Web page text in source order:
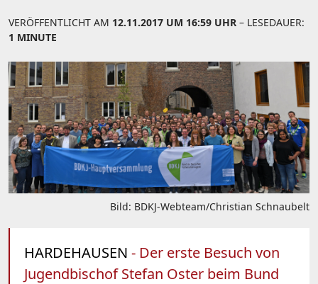
VERÖFFENTLICHT AM 12.11.2017 UM 16:59 UHR – LESEDAUER:
1 MINUTE
Bild: BDKJ-Webteam/Christian Schnaubelt
HARDEHAUSEN - Der erste Besuch von
Jugendbischof Stefan Oster beim Bund